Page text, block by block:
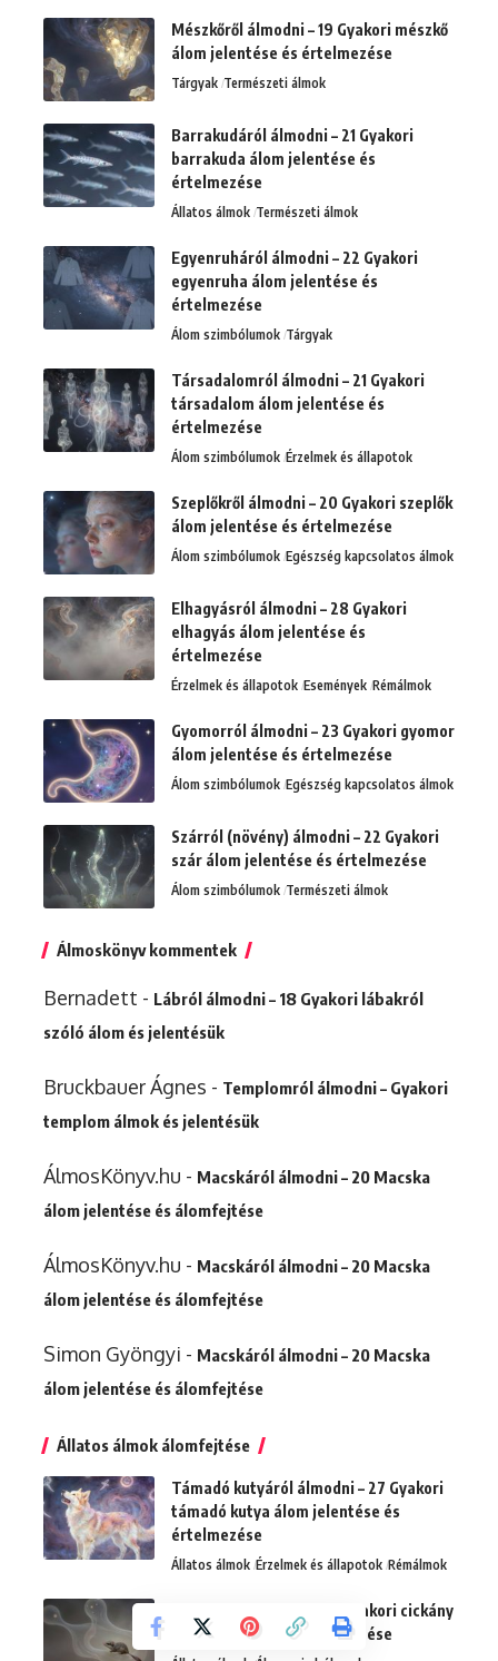
Mészkőről álmodni – 19 Gyakori mészkő
álom jelentése és értelmezése
Tárgyak Természeti álmok
Barrakudáról álmodni – 21 Gyakori
barrakuda álom jelentése és
értelmezése
Állatos álmok Természeti álmok
Egyenruháról álmodni – 22 Gyakori
egyenruha álom jelentése és
értelmezése
Álom szimbólumok Tárgyak
Társadalomról álmodni – 21 Gyakori
társadalom álom jelentése és
értelmezése
Álom szimbólumok Érzelmek és állapotok
Szeplőkről álmodni – 20 Gyakori szeplők
álom jelentése és értelmezése
Álom szimbólumok Egészség kapcsolatos álmok
Elhagyásról álmodni – 28 Gyakori
elhagyás álom jelentése és
értelmezése
Érzelmek és állapotok Események Rémálmok
Gyomorról álmodni – 23 Gyakori gyomor
álom jelentése és értelmezése
Álom szimbólumok Egészség kapcsolatos álmok
Szárról (növény) álmodni – 22 Gyakori
szár álom jelentése és értelmezése
Álom szimbólumok Természeti álmok
Álmoskönyv kommentek
Bernadett - Lábról álmodni – 18 Gyakori lábakról
szóló álom és jelentésük
Bruckbauer Ágnes - Templomról álmodni – Gyakori
templom álmok és jelentésük
ÁlmosKönyv.hu - Macskáról álmodni – 20 Macska
álom jelentése és álomfejtése
ÁlmosKönyv.hu - Macskáról álmodni – 20 Macska
álom jelentése és álomfejtése
Simon Gyöngyi - Macskáról álmodni – 20 Macska
álom jelentése és álomfejtése
Állatos álmok álomfejtése
Támadó kutyáról álmodni – 27 Gyakori
támadó kutya álom jelentése és
értelmezése
Állatos álmok Érzelmek és állapotok Rémálmok
Cickányról álmodni – 20 Gyakori cickány
álom jelentése és értelmezése